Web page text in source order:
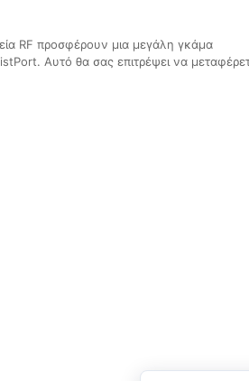
RF προσφέρουν μια μεγάλη γκάμα
Αυτό θα σας επιτρέψει να